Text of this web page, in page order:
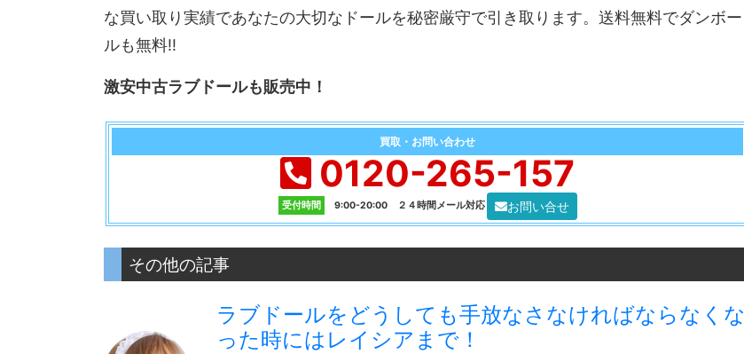
な買い取り実績であなたの大切なドールを秘密厳守で引き取ります。送料無料でダンボー
ルも無料!!
激安中古ラブドールも販売中！
買取・お問い合わせ
0120-265-157
受付時間 9:00-20:00 ２４時間メール対応 お問い合せ
その他の記事
ラブドールをどうしても手放なさなければならなくな
った時にはレイシアまで！